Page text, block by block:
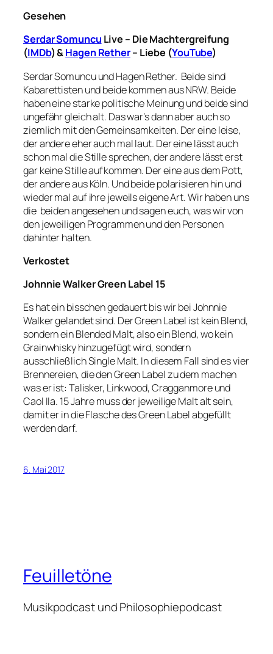
Gesehen
Serdar Somuncu Live – Die Machtergreifung
(IMDb) &Hagen Rether– Liebe (YouTube)
Serdar Somuncu und Hagen Rether. Beide sind
Kabarettisten und beide kommen aus NRW. Beide
haben eine starke politische Meinung und beide sind
ungefähr gleich alt. Das war’s dann aber auch so
ziemlich mit den Gemeinsamkeiten. Der eine leise,
der andere eher auch mal laut. Der eine lässt auch
schon mal die Stille sprechen, der andere lässt erst
gar keine Stille aufkommen. Der eine aus dem Pott,
der andere aus Köln. Und beide polarisieren hin und
wieder mal auf ihre jeweils eigene Art. Wir haben uns
die beiden angesehen und sagen euch, was wir von
den jeweiligen Programmen und den Personen
dahinter halten.
Verkostet
Johnnie Walker Green Label 15
Es hat ein bisschen gedauert bis wir bei Johnnie
Walker gelandet sind. Der Green Label ist kein Blend,
sondern ein Blended Malt, also ein Blend, wo kein
Grainwhisky hinzugefügt wird, sondern
ausschließlich Single Malt. In diesem Fall sind es vier
Brennereien, die den Green Label zu dem machen
was er ist: Talisker, Linkwood, Cragganmore und
Caol Ila. 15 Jahre muss der jeweilige Malt alt sein,
damit er in die Flasche des Green Label abgefüllt
werden darf.
6. Mai 2017
Feuilletöne
Musikpodcast und Philosophiepodcast